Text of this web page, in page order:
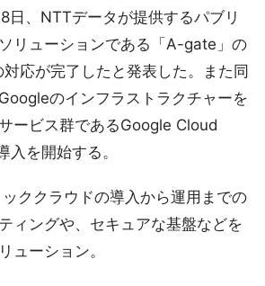
日、NTTデータが提供するパブリ
リューションである「A-gate」の
応が完了したと発表した。また同
のインフラストラクチャーを
ービス群であるGoogle Cloud
を開始する。
ククラウドの導入から運用までの
ィングや、セキュアな基盤などを
ューション。